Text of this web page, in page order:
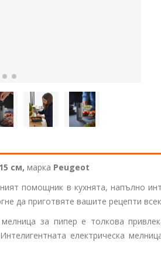
15 см, марка Peugeot
помощник в кухнята, напълно
да приготвяте вашите рецепти
за пипер е толкова
електрическа